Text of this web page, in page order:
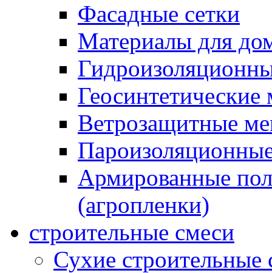
Фасадные сетки
Материалы для
Геосинтетические
Ветрозащитные
Армированные
(агропленки)
строительные смеси
Сухие строительные